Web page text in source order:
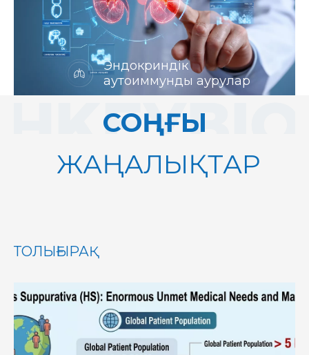
Эндокриндік
аутоиммунды аурулар
СОҢҒЫ
ЖАҢАЛЫҚТАР
ТОЛЫҒЫРАҚ